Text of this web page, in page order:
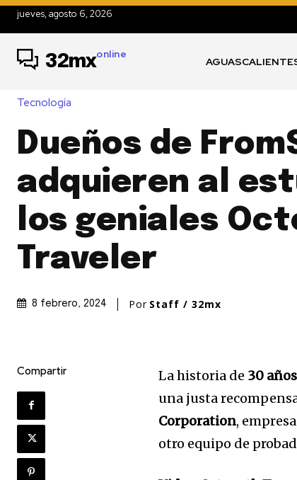
jueves, agosto 6, 2026
32mxonline
Tecnología
Dueños de
adquieren al
los geniales
Traveler
8 febrero, 2024 Por Staff / 32mx
Compartir La historia de 30
una justa
Corporation,
otro equipo de